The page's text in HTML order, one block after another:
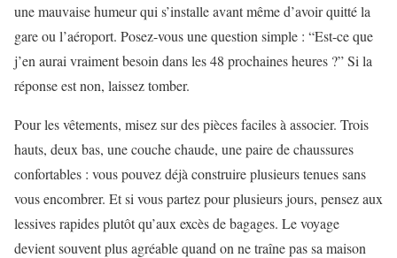
une mauvaise humeur qui s’installe avant même d’avoir quitté la
gare ou l’aéroport. Posez-vous une question simple : “Est-ce que
j’en aurai vraiment besoin dans les 48 prochaines heures ?” Si la
réponse est non, laissez tomber.
Pour les vêtements, misez sur des pièces faciles à associer. Trois
hauts, deux bas, une couche chaude, une paire de chaussures
confortables : vous pouvez déjà construire plusieurs tenues sans
vous encombrer. Et si vous partez pour plusieurs jours, pensez aux
lessives rapides plutôt qu’aux excès de bagages. Le voyage
devient souvent plus agréable quand on ne traîne pas sa maison